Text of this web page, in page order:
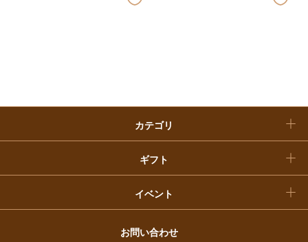
カテゴリ
ギフト
イベント
福袋
お問い合わせ